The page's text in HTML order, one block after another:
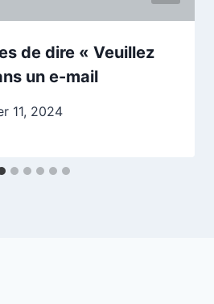
de dire « Veuillez
un e-mail
11, 2024